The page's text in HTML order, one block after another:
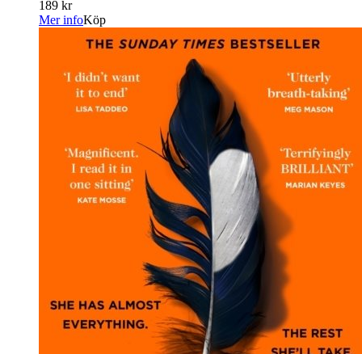
189 kr
Mer infoKöp